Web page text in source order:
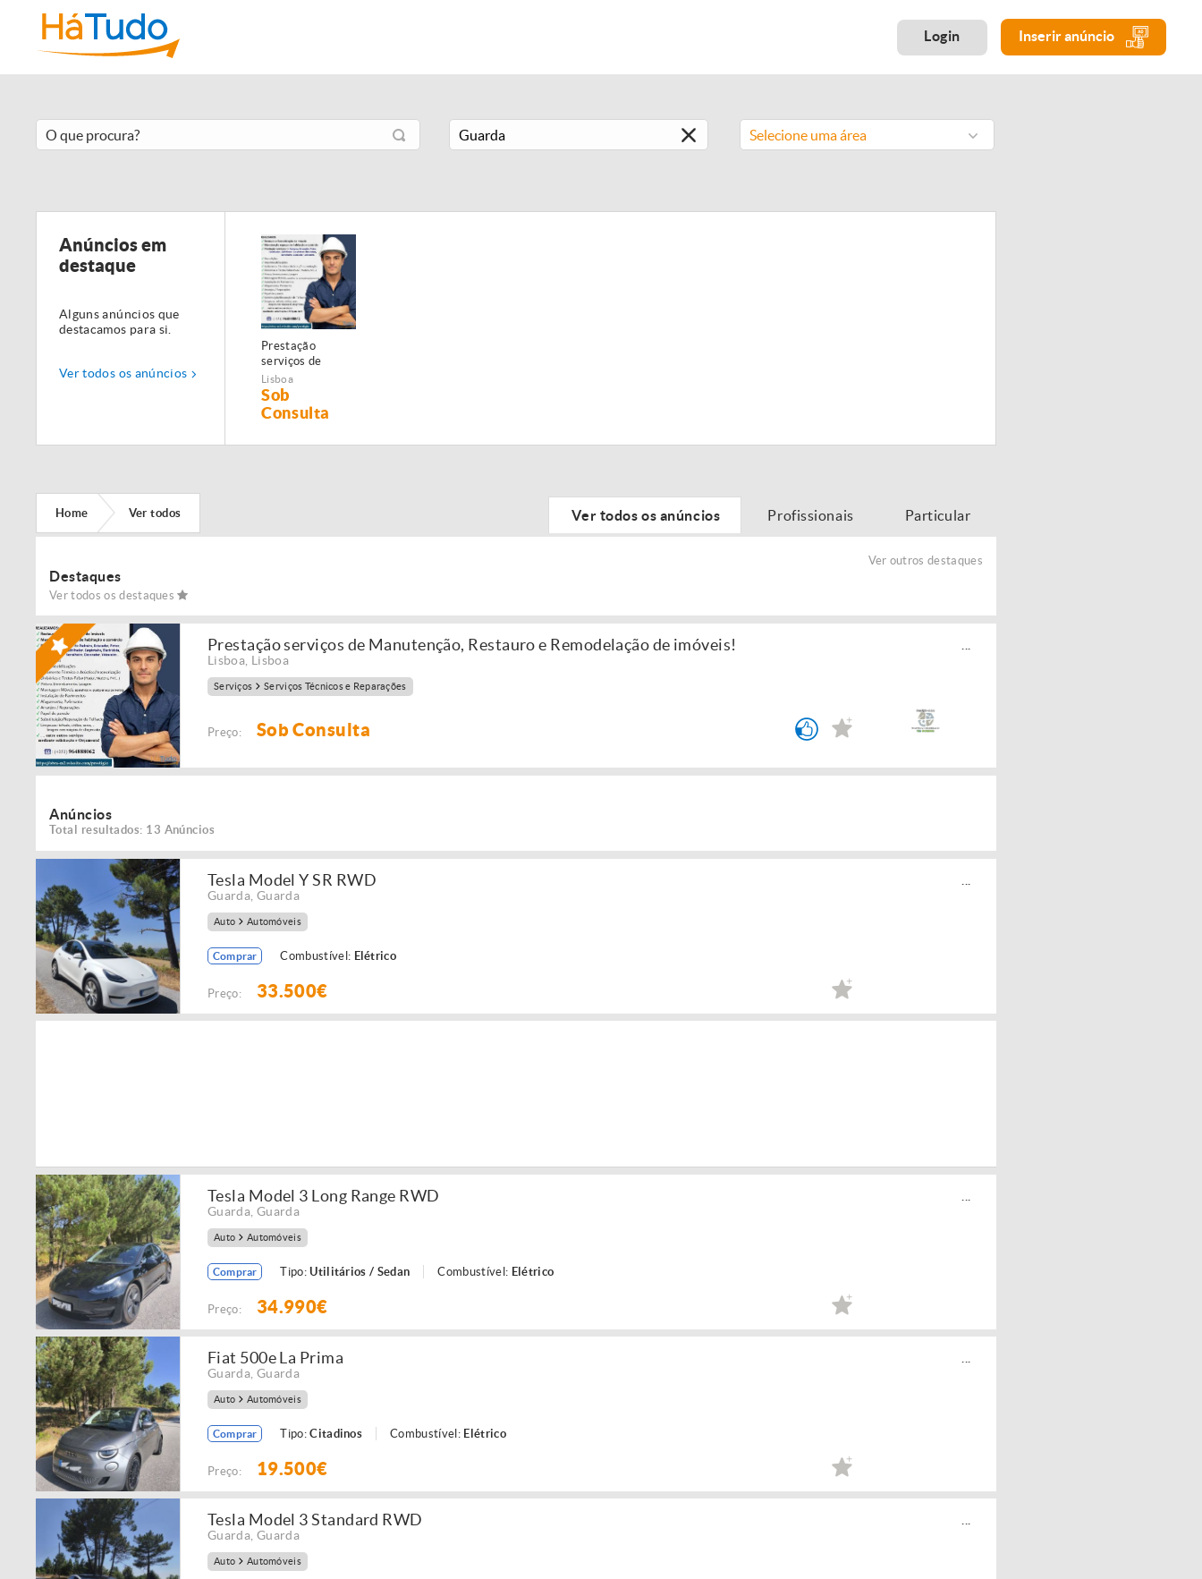
Login Inserir anúncio
Selecione uma área
Anúncios em
destaque
Alguns anúncios que
destacamos para si.
Ver todos os anúncios
Prestação
serviços de
Manutenção,
Restauro e
Remodelação de
imóveis!
Lisboa
Sob
Consulta
Home Ver todos Ver todos os anúncios Profissionais Particular
Ver outros destaques
Destaques
Ver todos os destaques
Prestação serviços de Manutenção, Restauro e Remodelação de imóveis!
Lisboa Lisboa
Serviços Serviços Técnicos e Reparações
Preço: Sob Consulta
Anúncios
Total resultados: 13 Anúncios
Tesla Model Y SR RWD
Guarda Guarda
Auto Automóveis
Comprar Combustível: Elétrico
Preço: 33.500€
Tesla Model 3 Long Range RWD
Guarda Guarda
Auto Automóveis
Comprar Tipo:Utilitários / Sedan Combustível: Elétrico
Preço: 34.990€
Fiat 500e La Prima
Guarda Guarda
Auto Automóveis
Comprar Tipo:Citadinos Combustível: Elétrico
Preço: 19.500€
Tesla Model 3 Standard RWD
Guarda Guarda
Auto Automóveis